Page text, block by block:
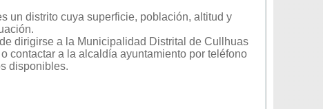
un distrito cuya superficie, población, altitud y
dirigirse a la Municipalidad Distrital de Cullhuas
contactar a la alcaldía ayuntamiento por teléfono
disponibles.